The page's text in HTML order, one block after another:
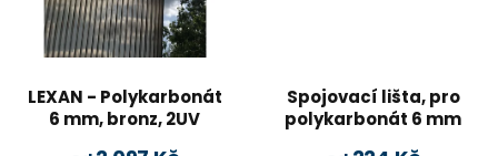
LEXAN - Polykarbonát
6 mm, bronz, 2UV
Spojovací lišta, pro
polykarbonát 6 mm